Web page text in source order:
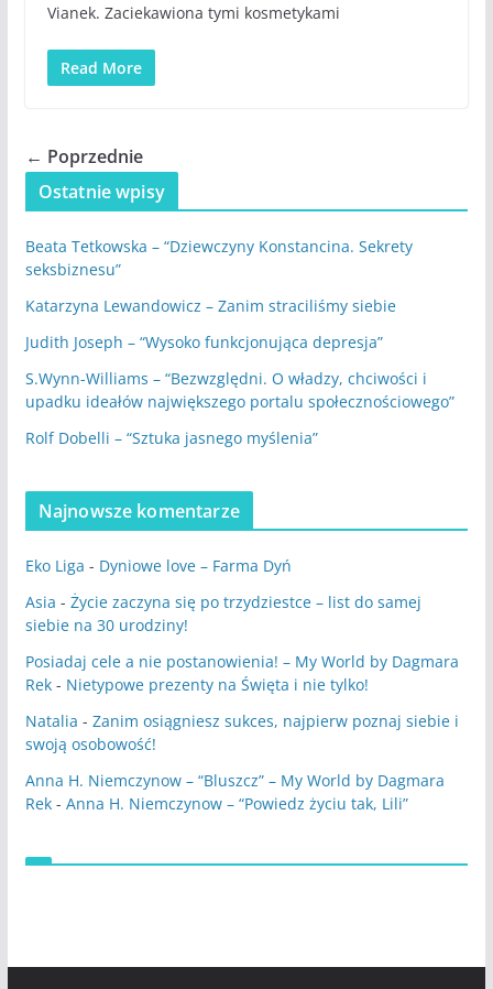
Vianek. Zaciekawiona tymi kosmetykami
Read More
← Poprzednie
Ostatnie wpisy
Beata Tetkowska – “Dziewczyny Konstancina. Sekrety
seksbiznesu”
Katarzyna Lewandowicz – Zanim straciliśmy siebie
Judith Joseph – “Wysoko funkcjonująca depresja”
S.Wynn-Williams – “Bezwzględni. O władzy, chciwości i
upadku ideałów największego portalu społecznościowego”
Rolf Dobelli – “Sztuka jasnego myślenia”
Najnowsze komentarze
Eko Liga - Dyniowe love – Farma Dyń
Asia - Życie zaczyna się po trzydziestce – list do samej
siebie na 30 urodziny!
Posiadaj cele a nie postanowienia! – My World by Dagmara
Rek- Nietypowe prezenty na Święta i nie tylko!
Natalia - Zanim osiągniesz sukces, najpierw poznaj siebie i
swoją osobowość!
Anna H. Niemczynow – “Bluszcz” – My World by Dagmara
Rek- Anna H. Niemczynow – “Powiedz życiu tak, Lili”